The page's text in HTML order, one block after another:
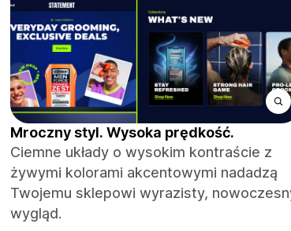
Mroczny styl. Wysoka prędkość.
Ciemne układy o wysokim kontraście z
żywymi kolorami akcentowymi nadadzą
Twojemu sklepowi wyrazisty,
wygląd.